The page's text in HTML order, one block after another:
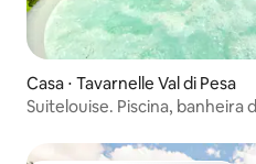
Casa ⋅ Tavarnelle Val di Pesa
Suitelouise. Piscina, banheira